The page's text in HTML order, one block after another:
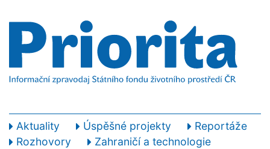
Aktuality Úspěšné projekty
Reportáže
Rozhovory
Zahraničí a technologie